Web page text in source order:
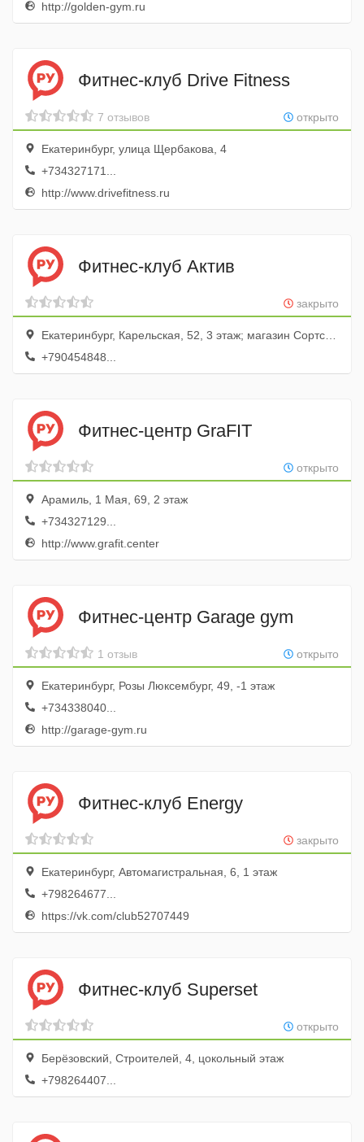
http://golden-gym.ru
Фитнес-клуб Drive Fitness
открыто
7 отзывов
Екатеринбург, улица Щербакова, 4
+734327171...
http://www.drivefitness.ru
Фитнес-клуб Актив
закрыто
Екатеринбург, Карельская, 52, 3 этаж; магазин Сортсемовощ
+790454848...
Фитнес-центр GraFIT
открыто
Арамиль, 1 Мая, 69, 2 этаж
+734327129...
http://www.grafit.center
Фитнес-центр Garage gym
открыто
1 отзыв
Екатеринбург, Розы Люксембург, 49, -1 этаж
+734338040...
http://garage-gym.ru
Фитнес-клуб Energy
закрыто
Екатеринбург, Автомагистральная, 6, 1 этаж
+798264677...
https://vk.com/club52707449
Фитнес-клуб Superset
открыто
Берёзовский, Строителей, 4, цокольный этаж
+798264407...